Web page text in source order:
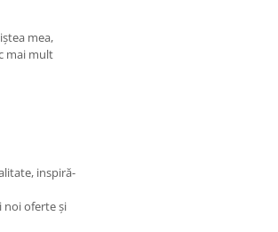
mea,
mai mult
inspiră-
noi oferte și